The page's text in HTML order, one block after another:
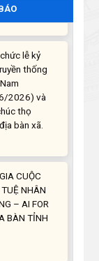
lễ kỷ
thống
và
thọ
bàn xã.
CUỘC
NHÂN
– AI FOR
BÀN TỈNH